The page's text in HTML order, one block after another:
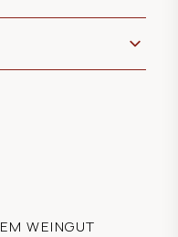
WEINGUT